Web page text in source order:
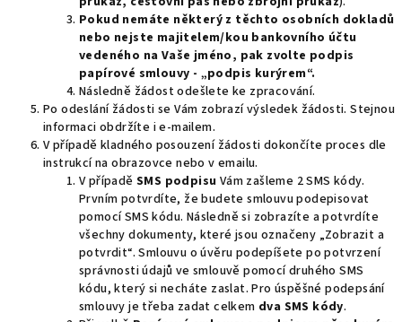
Pokud nemáte některý z těchto osobních dokladů
nebo nejste majitelem/kou bankovního účtu
vedeného na Vaše jméno, pak zvolte podpis
papírové smlouvy - „podpis kurýrem“.
Následně žádost odešlete ke zpracování.
Po odeslání žádosti se Vám zobrazí výsledek žádosti. Stejnou
informaci obdržíte i e-mailem.
V případě kladného posouzení žádosti dokončíte proces dle
instrukcí na obrazovce nebo v emailu.
V případě SMS podpisu Vám zašleme 2 SMS kódy.
Prvním potvrdíte, že budete smlouvu podepisovat
pomocí SMS kódu. Následně si zobrazíte a potvrdíte
všechny dokumenty, které jsou označeny „Zobrazit a
potvrdit“. Smlouvu o úvěru podepíšete po potvrzení
správnosti údajů ve smlouvě pomocí druhého SMS
kódu, který si necháte zaslat. Pro úspěšné podepsání
smlouvy je třeba zadat celkem dva SMS kódy.